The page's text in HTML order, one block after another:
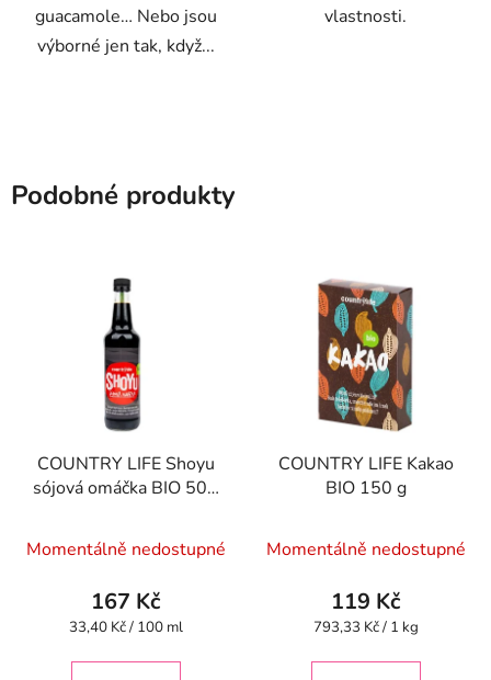
guacamole… Nebo jsou
výborné jen tak, když...
vlastnosti.
Podobné produkty
COUNTRY LIFE Shoyu
sójová omáčka BIO 500
Momentálně nedostupné
167 Kč
Měrná
33,40 Kč / 100 ml
COUNTRY LIFE Kakao
BIO 150 g
Momentálně nedostupné
119 Kč
Měrná
793,33 Kč / 1 kg